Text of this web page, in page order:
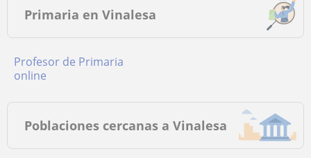
Primaria en Vinalesa
Profesor de Primaria
online
Poblaciones cercanas a Vinalesa